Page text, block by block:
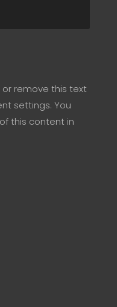
remove this text
settings. You
this content in